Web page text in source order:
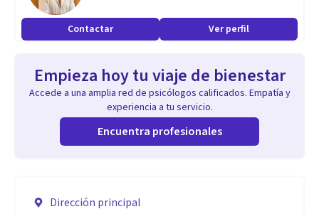
Contactar Ver perfil
Empieza hoy tu viaje de bienestar
Accede a una amplia red de psicólogos calificados. Empatía y
experiencia a tu servicio.
Encuentra profesionales
Dirección principal